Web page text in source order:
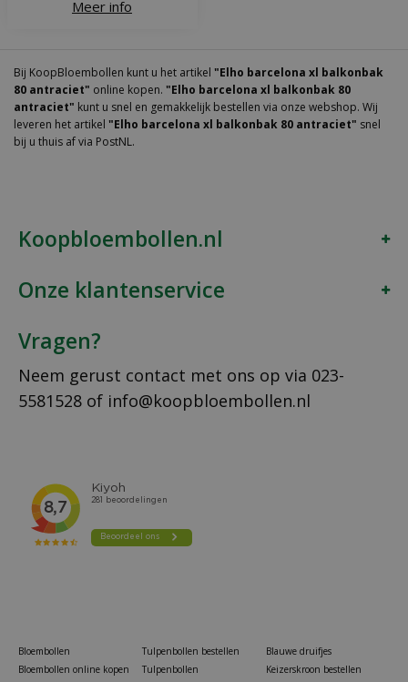
Meer info
Bij KoopBloembollen kunt u het artikel "Elho barcelona xl balkonbak
80 antraciet" online kopen. "Elho barcelona xl balkonbak 80
antraciet" kunt u snel en gemakkelijk bestellen via onze webshop. Wij
leveren het artikel "Elho barcelona xl balkonbak 80 antraciet" snel
bij u thuis af via PostNL.
Koopbloembollen.nl
Onze klantenservice
Vragen?
Neem gerust contact met ons op via 023-
5581528 of info@koopbloembollen.nl
Bloembollen
Bloembollen online kopen
Tulpenbollen bestellen
Tulpenbollen
Blauwe druifjes
Keizerskroon bestellen